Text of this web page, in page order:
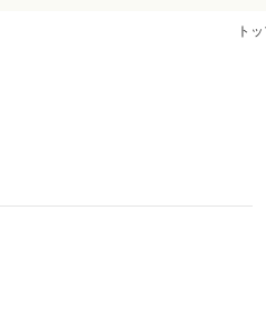
ト